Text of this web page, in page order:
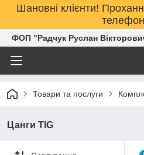
Шановні клієнти!
ФОП "Радчук Руслан
Товари та послуги
Цанги TIG